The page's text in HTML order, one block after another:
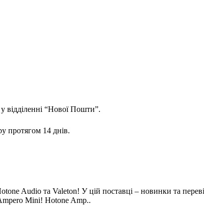
відділенні “Нової Пошти”.
протягом 14 днів.
Audio та Valeton! У цій поставці – новинки та
Mini! Hotone Amp..